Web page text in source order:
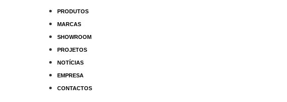
PRODUTOS
MARCAS
SHOWROOM
PROJETOS
NOTÍCIAS
EMPRESA
CONTACTOS